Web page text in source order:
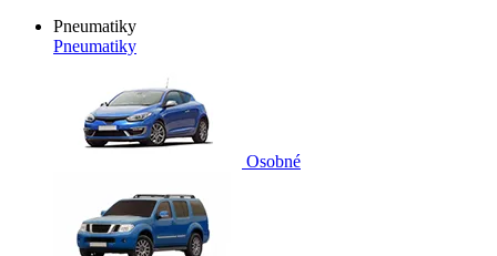
Pneumatiky
Pneumatiky
Osobné